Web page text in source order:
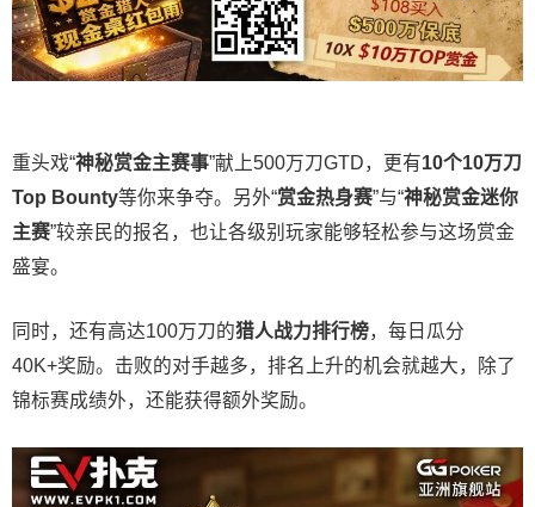
重头戏“神秘赏金主赛事”献上500万刀GTD，更有10个10万刀
Top Bounty等你来争夺。另外“赏金热身赛”与“神秘赏金迷你
主赛”较亲民的报名，也让各级别玩家能够轻松参与这场赏金
盛宴。
同时，还有高达100万刀的猎人战力排行榜，每日瓜分
40K+奖励。击败的对手越多，排名上升的机会就越大，除了
锦标赛成绩外，还能获得额外奖励。